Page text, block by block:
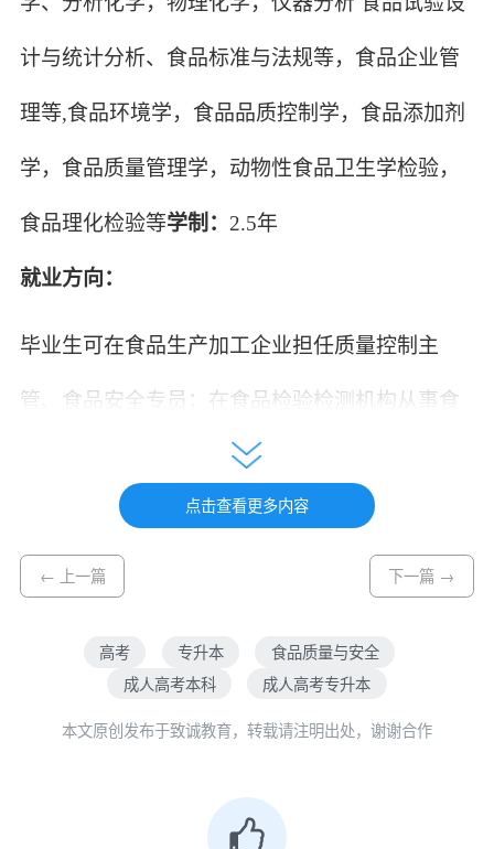
计与统计分析、食品标准与法规等，食品企业管
理等,食品环境学，食品品质控制学，食品添加剂
学，食品质量管理学，动物性食品卫生学检验，
食品理化检验等学制： 2.5年
就业方向：
毕业生可在食品生产加工企业担任质量控制主
管、食品安全专员；在食品检验检测机构从事食
品检测分析；在食品药品监督管理部门、海关等
单位，负责食品安全监管执法。
招生院校：
湖北大学 湖北工业大学、武汉科技大学
武汉轻工大学 、
点击查看更多内容
← 上一篇 下一篇 →
高考 专升本
食品质量与安全
成人高考本科
成人高考专升本
本文原创发布于致诚教育，转载请注明出处，谢谢合作